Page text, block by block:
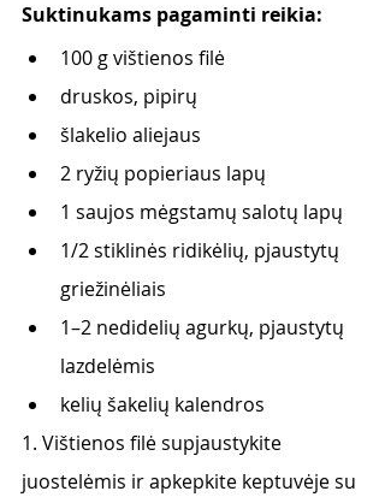
Suktinukams pagaminti reikia:
100 g vištienos filė
druskos, pipirų
šlakelio aliejaus
2 ryžių popieriaus lapų
1 saujos mėgstamų salotų lapų
1/2 stiklinės ridikėlių, pjaustytų
griežinėliais
1–2 nedidelių agurkų, pjaustytų
lazdelėmis
kelių šakelių kalendros
1. Vištienos filė supjaustykite
juostelėmis ir apkepkite keptuvėje su